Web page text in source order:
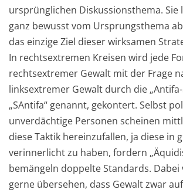
ursprünglichen Diskussionsthema. Sie
ganz bewusst vom Ursprungsthema
das einzige Ziel dieser wirksamen
In rechtsextremen Kreisen wird jede
rechtsextremer Gewalt mit der Frage
linksextremer Gewalt durch die „Antifa-
„SAntifa“ genannt, gekontert. Selbst
unverdächtige Personen scheinen
diese Taktik hereinzufallen, ja diese in
verinnerlicht zu haben, fordern
bemängeln doppelte Standards. Dabei
gerne übersehen, dass Gewalt zwar